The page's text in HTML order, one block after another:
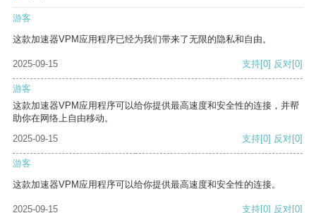
游客
这款加速器VPM应用程序已经为我们带来了无限的隐私和自由。
2025-09-15 支持[0] 反对[0]
游客
这款加速器VPM应用程序可以给你提供最高速度和安全性的连接，并帮
助你在网络上自由移动。
2025-09-15
支持[0] 反对[0]
游客
这款加速器VPM应用程序可以给你提供最高速度和安全性的连接。
2025-09-15 支持[0] 反对[0]